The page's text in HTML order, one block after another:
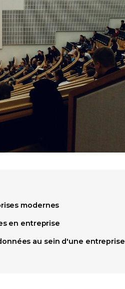
modernes
en entreprise
au sein d'une entreprise